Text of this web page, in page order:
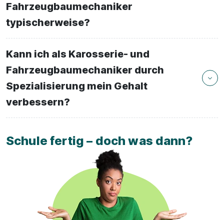
Fahrzeugbaumechaniker
typischerweise?
Kann ich als Karosserie- und
Fahrzeugbaumechaniker durch
Spezialisierung mein Gehalt
verbessern?
Schule fertig – doch was dann?